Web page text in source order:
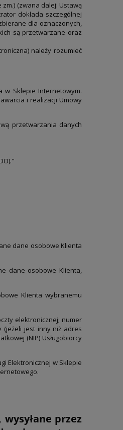
(zwana dalej: Ustawą
dokłada szczególnej
dla oznaczonych,
są przetwarzane oraz
należy rozumieć
Sklepie Internetowym.
i realizacji Umowy
przetwarzania danych
dane osobowe Klienta
dane osobowe Klienta,
Klienta wybranemu
elektronicznej; numer
(jeżeli jest inny niż adres
(NIP) Usługobiorcy
Elektronicznej w Sklepie
przez